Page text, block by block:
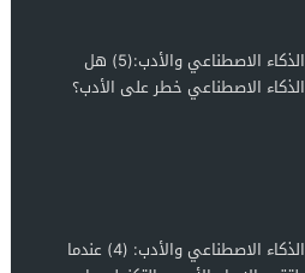
الذكاء الاصطناعي والأدب:(5) هل
الذكاء الاصطناعي خطر على الأدب؟
الذكاء الاصطناعي والأدب: (4) عندما